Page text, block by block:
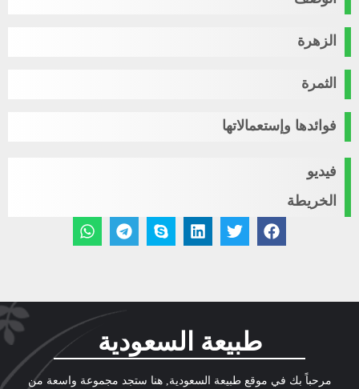
الزهرة
الثمرة
فوائدها وإستعمالاتها
فيديو
الخريطة
طبيعة السعودية
مرحباً بك في موقع طبيعة السعودية, هنا ستجد مجموعة واسعة من